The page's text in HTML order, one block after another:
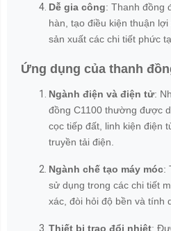
Dễ gia công: Thanh đồng
hàn, tạo điều kiện thuận
sản xuất các chi tiết phức
Ứng dụng của thanh
Ngành điện và điện tử:
đồng C1100 thường được
cọc tiếp đất, linh kiện điện
truyền tải điện.
Ngành chế tạo máy móc:
sử dụng trong các chi tiết
xác, đòi hỏi độ bền và tính
Thiết bị trao đổi nhiệt: